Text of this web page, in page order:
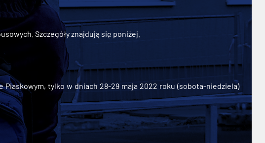
Szczegóły znajdują się poniżej.
tylko w dniach 28-29 maja 2022 roku (sobota-niedziela)